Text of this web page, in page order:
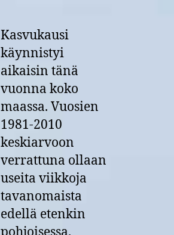
ja
tuholaisissa
Kasvukausi
käynnistyi
aikaisin tänä
vuonna koko
maassa. Vuosien
1981-2010
keskiarvoon
verrattuna ollaan
useita viikkoja
tavanomaista
edellä etenkin